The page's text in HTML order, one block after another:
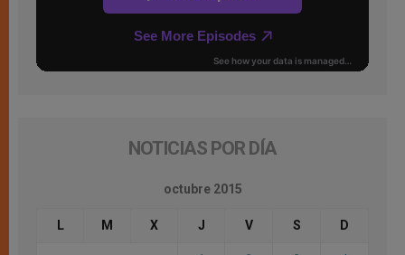
NOTICIAS POR DÍA
octubre 2015
L M X J V S D